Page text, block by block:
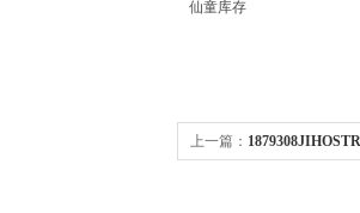
仙童库存
上一篇：